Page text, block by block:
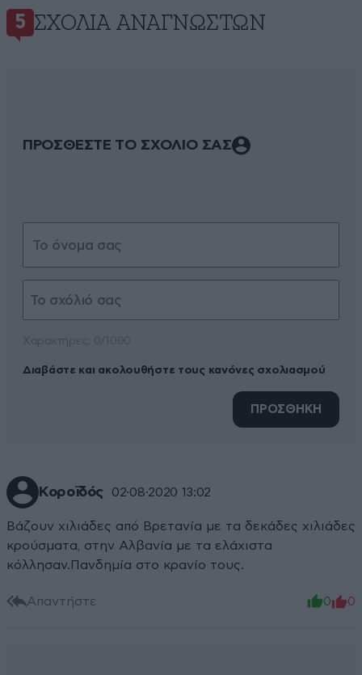
5 ΣΧΌΛΙΑ ΑΝΑΓΝΩΣΤΏΝ
ΠΡΟΣΘΕΣΤΕ ΤΟ ΣΧΟΛΙΟ ΣΑΣ
Διαβάστε και ακολουθήστε τους κανόνες σχολιασμού
ΠΡΟΣΘΗΚΗ
Κοροϊδός 02·08·2020 13:02
Βάζουν χιλιάδες από Βρετανία με τα δεκάδες χιλιάδες
κρούσματα, στην Αλβανία με τα ελάχιστα
κόλλησαν.Πανδημία στο κρανίο τους.
Απαντήστε 0 0